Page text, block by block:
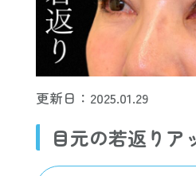
更新日：2025.01.29
目元の若返りア